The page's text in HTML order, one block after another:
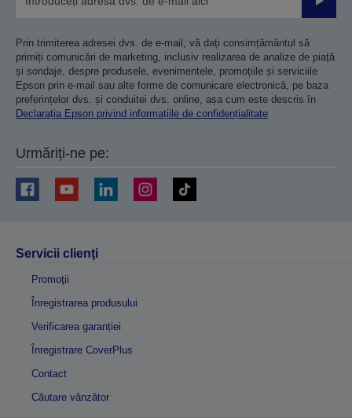
Prin trimiterea adresei dvs. de e-mail, vă dați consimțământul să
primiți comunicări de marketing, inclusiv realizarea de analize de piață
și sondaje, despre produsele, evenimentele, promoțiile și serviciile
Epson prin e-mail sau alte forme de comunicare electronică, pe baza
preferințelor dvs. și conduitei dvs. online, așa cum este descris în
Declarația Epson privind informațiile de confidențialitate
Urmăriți-ne pe:
Servicii clienţi
Promoţii
Înregistrarea produsului
Verificarea garanției
Înregistrare CoverPlus
Contact
Căutare vânzător